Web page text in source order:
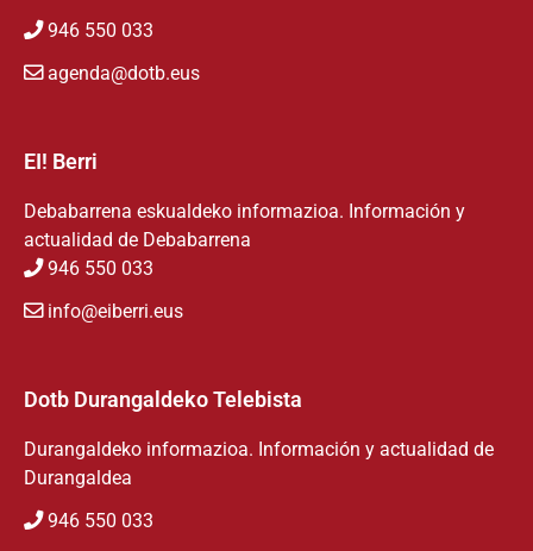
946 550 033
agenda@dotb.eus
EI! Berri
Debabarrena eskualdeko informazioa. Información y
actualidad de Debabarrena
946 550 033
info@eiberri.eus
Dotb Durangaldeko Telebista
Durangaldeko informazioa. Información y actualidad de
Durangaldea
946 550 033